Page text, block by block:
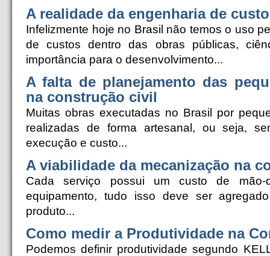
A realidade da engenharia de
Infelizmente hoje no Brasil não temos o uso
de custos dentro das obras públicas,
importância para o desenvolvimento...
A falta de planejamento das
na construção civil
Muitas obras executadas no Brasil por
realizadas de forma artesanal, ou seja,
execução e custo...
A viabilidade da mecanização na
Cada serviço possui um custo de mão-
equipamento, tudo isso deve ser
produto...
Como medir a Produtividade na
Podemos definir produtividade segundo